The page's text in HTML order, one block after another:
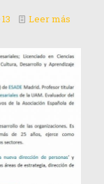
13 Leer más